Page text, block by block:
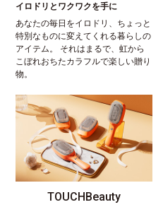
イロドリとワクワクを手に
あなたの毎日をイロドリ、ちょっと
特別なものに変えてくれる暮らしの
アイテム。 それはまるで、虹から
こぼれおちたカラフルで楽しい贈り
物。
TOUCHBeauty